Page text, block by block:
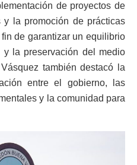
de proyectos de
y la promoción de prácticas
de garantizar un equilibrio
la preservación del medio
también destacó la
entre el gobierno, las
y la comunidad para